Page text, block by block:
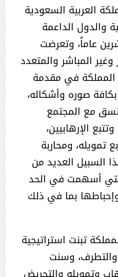
العربية السعودية
والدول الداعمة
عاماً، وتعرضت
المباشر والمتعدد
المملكة في مقدمة
بكافة صوره وأشكاله،
مع المجتمع
الإرهابيين،
تمويله، ومحاربة
السبيل العديد من
أسهمت في الحد
بما في ذلك
تبنت استراتيجية
والتطرف، وسنت